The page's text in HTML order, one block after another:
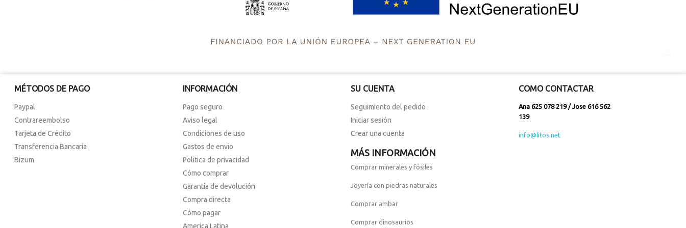
MÉTODOS DE PAGO
Paypal
Contrareembolso
Tarjeta de Crédito
Transferencia Bancaria
Bizum
INFORMACIÓN
Pago seguro
Aviso legal
Condiciones de uso
Gastos de envio
Politica de privacidad
Cómo comprar
Garantía de devolución
Compra directa
Cómo pagar
America Latina
SU CUENTA
Seguimiento del pedido
Iniciar sesión
Crear una cuenta
COMO CONTACTAR
Ana 625 078 219 / Jose 616 562
139
info@litos.net
MÁS INFORMACIÓN
Comprar minerales y fósiles
Joyería con piedras naturales
Comprar ambar
Comprar dinosaurios